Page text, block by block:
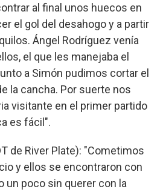
al final unos huecos en
el gol del desahogo y a partir
Ángel Rodríguez venía
el que les manejaba el
a Simón pudimos cortar el
la cancha. Por suerte nos
visitante en el primer partido
es fácil".
de River Plate): "Cometimos
y ellos se encontraron con
un poco sin querer con la